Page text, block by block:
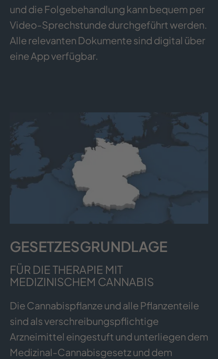
und die Folgebehandlung kann bequem per
Video-Sprechstunde durchgeführt werden.
Alle relevanten Dokumente sind digital über
eine App verfügbar.
GESETZES­GRUNDLAGE
FÜR DIE THERAPIE MIT
MEDIZINISCHEM CANNABIS
Die Cannabispflanze und alle Pflanzenteile
sind als verschreibungspflichtige
Arzneimittel eingestuft und unterliegen dem
Medizinal-Cannabisgesetz und dem